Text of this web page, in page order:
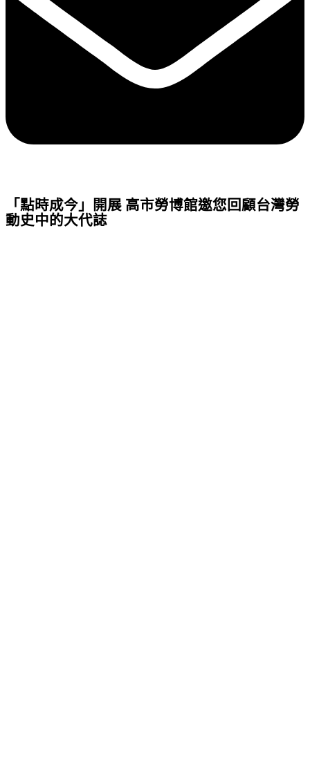
「點時成今」開展 高市勞博館邀您回顧台灣勞
動史中的大代誌